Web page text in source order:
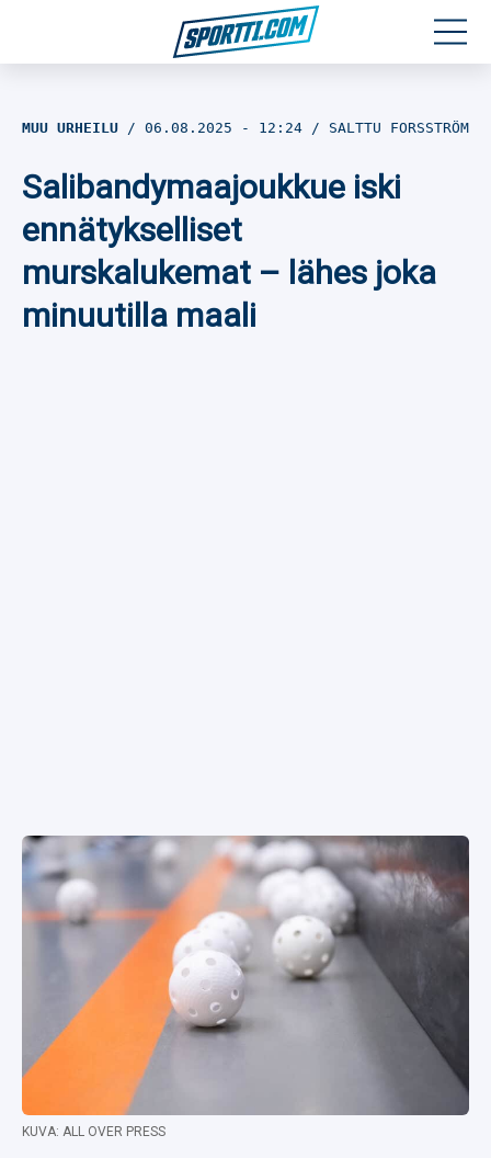
Jalkapallo
Yleisurheilu
Talviurheilu
MUU URHEILU 06.08.2025 - 12:24 SALTTU FORSSTRÖM
Salibandymaajoukkue iski
ennätykselliset
murskalukemat – lähes joka
minuutilla maali
KUVA: ALL OVER PRESS